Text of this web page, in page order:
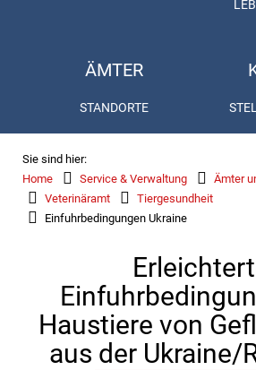
ÄMTER
STANDORTE
Sie sind hier:
Home
Service & Verwaltung
Ämter
Veterinäramt
Tiergesundheit
Einfuhrbedingungen Ukraine
Haustiere von
aus der Ukraine/